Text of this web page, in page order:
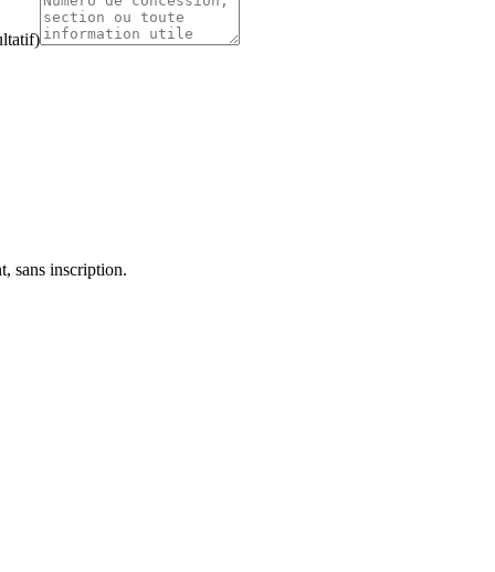
sans inscription.